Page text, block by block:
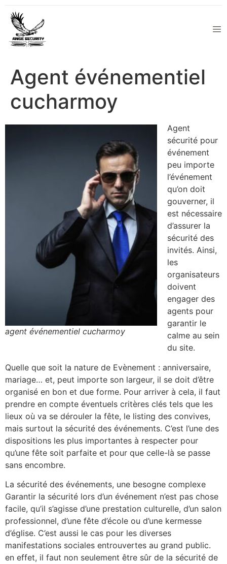
Agent événementiel
cucharmoy
agent événementiel cucharmoy
Agent
sécurité pour
événement
peu importe
l’événement
qu’on doit
gouverner, il
est nécessaire
d’assurer la
sécurité des
invités. Ainsi,
les
organisateurs
doivent
engager des
agents pour
garantir le
calme au sein
du site.
Quelle que soit la nature de Evènement : anniversaire,
mariage… et, peut importe son largeur, il se doit d’être
organisé en bon et due forme. Pour arriver à cela, il faut
prendre en compte éventuels critères clés tels que les
lieux où va se dérouler la fête, le listing des convives,
mais surtout la sécurité des événements. C’est l’une des
dispositions les plus importantes à respecter pour
qu’une fête soit parfaite et pour que celle-là se passe
sans encombre.
La sécurité des événements, une besogne complexe
Garantir la sécurité lors d’un événement n’est pas chose
facile, qu’il s’agisse d’une prestation culturelle, d’un salon
professionnel, d’une fête d’école ou d’une kermesse
d’église. C’est aussi le cas pour les diverses
manifestations sociales entrouvertes au grand public.
en effet, il faut non seulement être sûr de la sécurité de